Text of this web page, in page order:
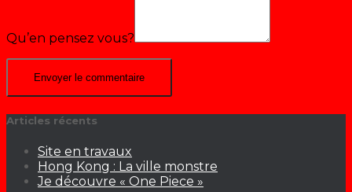
Qu’en pensez vous?
Articles récents
Site en travaux
Hong Kong : La ville monstre
Je découvre « One Piece »